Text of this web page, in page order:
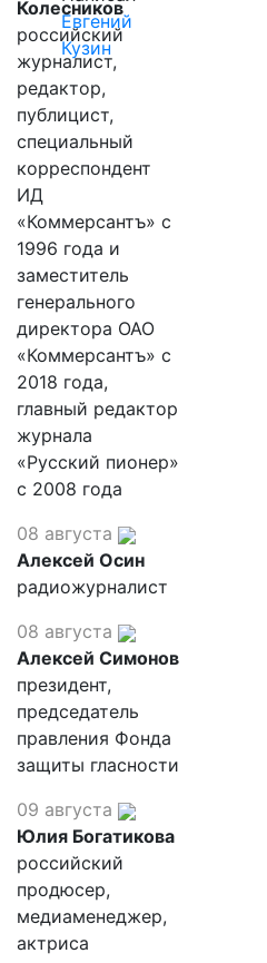
Евгений
Кузин
Колесников
российский
журналист,
редактор,
публицист,
специальный
корреспондент
ИД
«Коммерсантъ» с
1996 года и
заместитель
генерального
директора ОАО
«Коммерсантъ» с
2018 года,
главный редактор
журнала
«Русский пионер»
с 2008 года
08 августа
Алексей Осин
радиожурналист
08 августа
Алексей Симонов
президент,
председатель
правления Фонда
защиты гласности
09 августа
Юлия Богатикова
российский
продюсер,
медиаменеджер,
актриса